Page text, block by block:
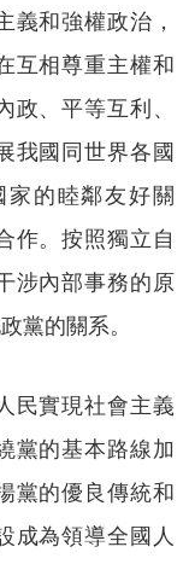
義和強權政治，
互相尊重主權和
、平等互利、
我國同世界各國
的睦鄰友好關
作。按照獨立自
涉內部事務的原
黨的關系。
實現社會主義
黨的基本路線加
黨的優良傳統和
成為領導全國人